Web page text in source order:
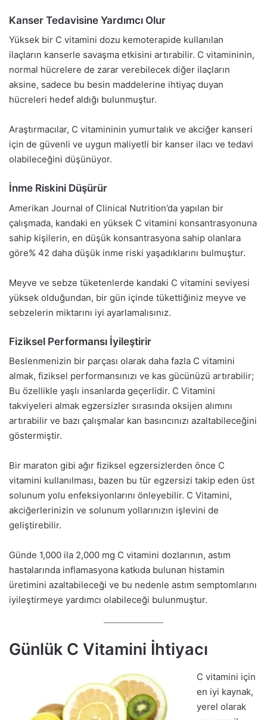
Kanser Tedavisine Yardımcı Olur
Yüksek bir C vitamini dozu kemoterapide kullanılan
ilaçların kanserle savaşma etkisini artırabilir. C vitamininin,
normal hücrelere de zarar verebilecek diğer ilaçların
aksine, sadece bu besin maddelerine ihtiyaç duyan
hücreleri hedef aldığı bulunmuştur.
Araştırmacılar, C vitamininin yumurtalık ve akciğer kanseri
için de güvenli ve uygun maliyetli bir kanser ilacı ve tedavi
olabileceğini düşünüyor.
İnme Riskini Düşürür
Amerikan Journal of Clinical Nutrition’da yapılan bir
çalışmada, kandaki en yüksek C vitamini konsantrasyonuna
sahip kişilerin, en düşük konsantrasyona sahip olanlara
göre% 42 daha düşük inme riski yaşadıklarını bulmuştur.
Meyve ve sebze tüketenlerde kandaki C vitamini seviyesi
yüksek olduğundan, bir gün içinde tükettiğiniz meyve ve
sebzelerin miktarını iyi ayarlamalısınız.
Fiziksel Performansı İyileştirir
Beslenmenizin bir parçası olarak daha fazla C vitamini
almak, fiziksel performansınızı ve kas gücünüzü artırabilir;
Bu özellikle yaşlı insanlarda geçerlidir. C Vitamini
takviyeleri almak egzersizler sırasında oksijen alımını
artırabilir ve bazı çalışmalar kan basıncınızı azaltabileceğini
göstermiştir.
Bir maraton gibi ağır fiziksel egzersizlerden önce C
vitamini kullanılması, bazen bu tür egzersizi takip eden üst
solunum yolu enfeksiyonlarını önleyebilir. C Vitamini,
akciğerlerinizin ve solunum yollarınızın işlevini de
geliştirebilir.
Günde 1,000 ila 2,000 mg C vitamini dozlarının, astım
hastalarında inflamasyona katkıda bulunan histamin
üretimini azaltabileceği ve bu nedenle astım semptomlarını
iyileştirmeye yardımcı olabileceği bulunmuştur.
Günlük C Vitamini İhtiyacı
C vitamini için
en iyi kaynak,
yerel olarak